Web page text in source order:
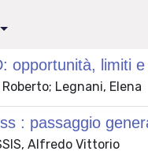
opportunità, limiti
Legnani, Elena
: passaggio
Alfredo Vittorio